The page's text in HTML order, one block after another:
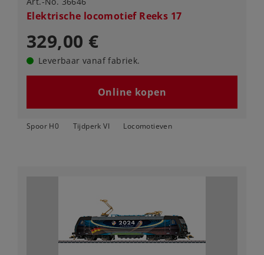
Elektrische locomotief Reeks 17
329,00 €
Leverbaar vanaf fabriek.
Online kopen
Spoor H0 Tijdperk VI Locomotieven